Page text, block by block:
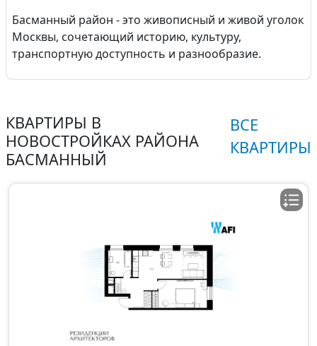
Басманный район - это живописный и живой уголок
Москвы, сочетающий историю, культуру,
транспортную доступность и разнообразие.
КВАРТИРЫ В
НОВОСТРОЙКАХ РАЙОНА
БАСМАННЫЙ
ВСЕ
КВАРТИРЫ